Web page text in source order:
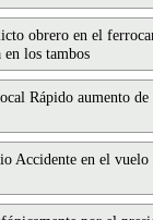
obrero en el
los tambos
Rápido aumento de
Accidente en el